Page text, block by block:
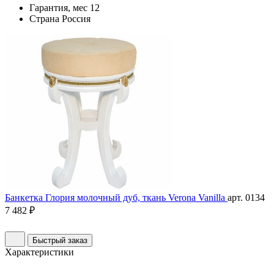
Гарантия, мес 12
Страна Россия
Банкетка Глория молочный дуб, ткань Verona Vanilla арт. 0134
7 482 ₽
Быстрый заказ
Характеристики